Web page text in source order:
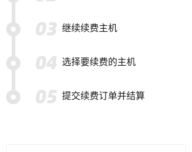
继续续费主机
选择要续费的主机
提交续费订单并结算